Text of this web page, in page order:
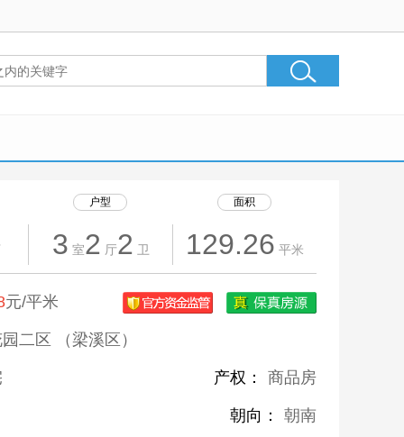
户型 面积
3 室2 厅2 卫 129.26 平米
元/平米
二区 （梁溪区）
产权： 商品房
朝向： 朝南